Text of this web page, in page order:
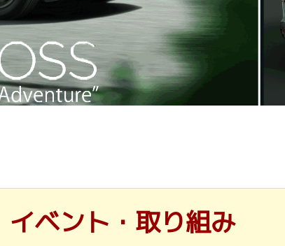
イベント・取り組み